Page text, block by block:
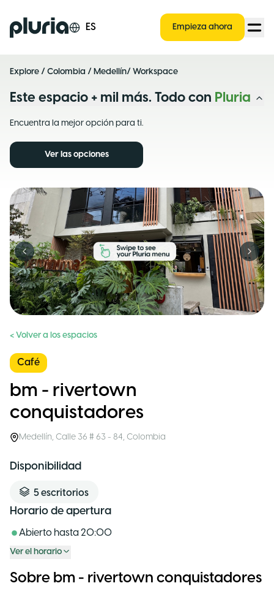
Logo Pluria ES Empieza ahora
Explore / Colombia / Medellín/ Workspace
Este espacio + mil más. Todo con Pluria
Encuentra la mejor opción para ti.
Ver las opciones
Previous slide Next
< Volver a los espacios
Café
bm - rivertown
conquistadores
Medellín, Calle 36 # 63 - 84, Colombia
Disponibilidad
5escritorios
Horario de apertura
Abierto hasta20:00
Ver el horario
Sobre bm - rivertown conquistadores